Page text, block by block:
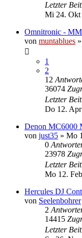
Letzter
Mi 24. Okt
Omnitronic -
von muntablues
1
2
12
36074
Letzter
Do 12.
Denon MC6000
von just35 » Mo
0
23978
Letzter
Mo 12.
Hercules DJ
von Seelenbohrer
2
14415
Letzter